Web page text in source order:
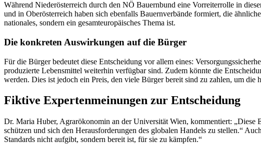
Während Niederösterreich durch den NÖ Bauernbund eine Vorreiterrolle in
und in Oberösterreich haben sich ebenfalls Bauernverbände formiert, die
nationales, sondern ein gesamteuropäisches Thema ist.
Die konkreten Auswirkungen auf die Bürger
Für die Bürger bedeutet diese Entscheidung vor allem eines:
produzierte Lebensmittel weiterhin verfügbar sind. Zudem könnte die
werden. Dies ist jedoch ein Preis, den viele Bürger bereit sind zu zahlen, um die
Fiktive Expertenmeinungen zur Entscheidung
Dr. Maria Huber, Agrarökonomin an der Universität Wien, kommentiert:
schützen und sich den Herausforderungen des globalen Handels zu stellen.“
Standards nicht aufgibt, sondern bereit ist, für sie zu kämpfen.“